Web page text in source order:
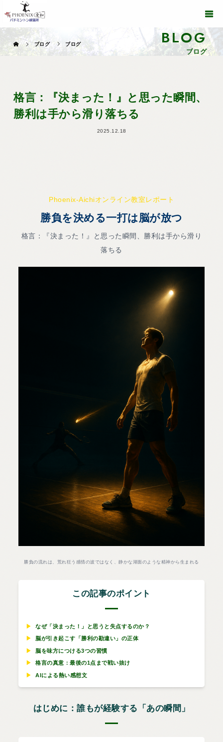
BLOG
ブログ
ブログ ブログ
格言：『決まった！』と思った瞬間、
勝利は手から滑り落ちる
2025.12.18
Phoenix-Aichiオンライン教室レポート
勝負を決める一打は脳が放つ
格言：『決まった！』と思った瞬間、勝利は手から滑り
落ちる
勝負の流れは、荒れ狂う感情の波ではなく、静かな湖面のような精神から生まれる
この記事のポイント
▶ なぜ「決まった！」と思うと失点するのか？
▶ 脳が引き起こす「勝利の勘違い」の正体
▶ 脳を味方につける3つの習慣
▶ 格言の真意：最後の1点まで戦い抜け
▶ AIによる熱い感想文
はじめに：誰もが経験する「あの瞬間」